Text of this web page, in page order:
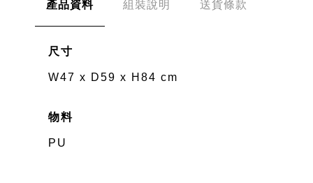
產品資料 組裝說明 送貨條款
尺寸
W47 x D59 x H84 cm
物料
PU